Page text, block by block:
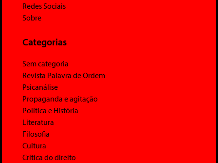
Redes Sociais
Sobre
Categorias
Sem categoria
Revista Palavra de Ordem
Psicanálise
Propaganda e agitação
Política e História
Literatura
Filosofia
Cultura
Crítica do direito